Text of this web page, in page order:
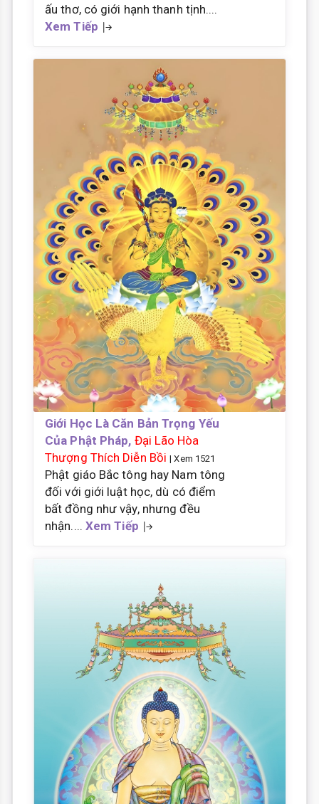
ấu thơ, có giới hạnh thanh tịnh....
Xem Tiếp
Giới Học Là Căn Bản Trọng Yếu
Của Phật Pháp, Đại Lão Hòa
Thượng Thích Diễn Bồi | Xem 1521
Phật giáo Bắc tông hay Nam tông
đối với giới luật học, dù có điểm
bất đồng như vậy, nhưng đều
nhận.... Xem Tiếp